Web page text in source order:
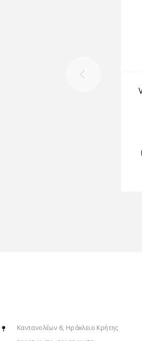
Καντανολέων 6, Ηράκλειο Κρήτης